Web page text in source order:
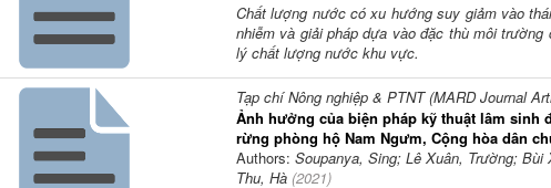
Chất lượng nước có xu hướng suy giảm vào
nhiễm và giải pháp dựa vào đặc thù môi
lý chất lượng nước khu vực.
Tạp chí Nông nghiệp & PTNT (MARD Journal
Ảnh hưởng của biện pháp kỹ thuật lâm sinh
rừng phòng hộ Nam Ngưm, Cộng hòa dân
Authors: Soupanya, Sing; Lê Xuân, Trường;
Thu, Hà (2021)